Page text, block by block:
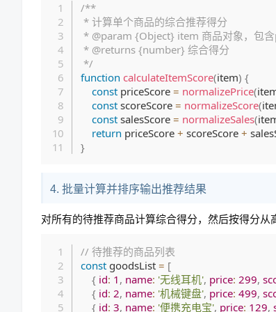
/**
*/
function calculateItemScore(item) {
const priceScore = normalizePrice(
const scoreScore = normalizeScore(
const salesScore = normalizeSales(
return priceScore + scoreScore +
}
4. 批量计算并排序输出推荐结果
对所有的待推荐商品计算综合得分，然后按得分从
// 待推荐的商品列表
const goodsList = [
{ id: 1 , name: '无线耳机', price: 299,
{ id: 2, name: '机械键盘', price: 499,
{ id: 3, name: '便携充电宝', price: 129,